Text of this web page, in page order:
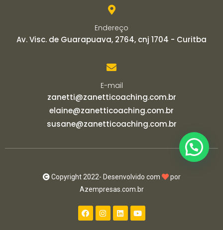
Endereço
Av. Visc. de Guarapuava, 2764, cnj 1704 - Curitba
E-mail
zanetti@zanetticoaching.com.br
elaine@zanetticoaching.com.br
susane@zanetticoaching.com.br
Copyright 2022- Desenvolvido com
por
Azempresas.com.br